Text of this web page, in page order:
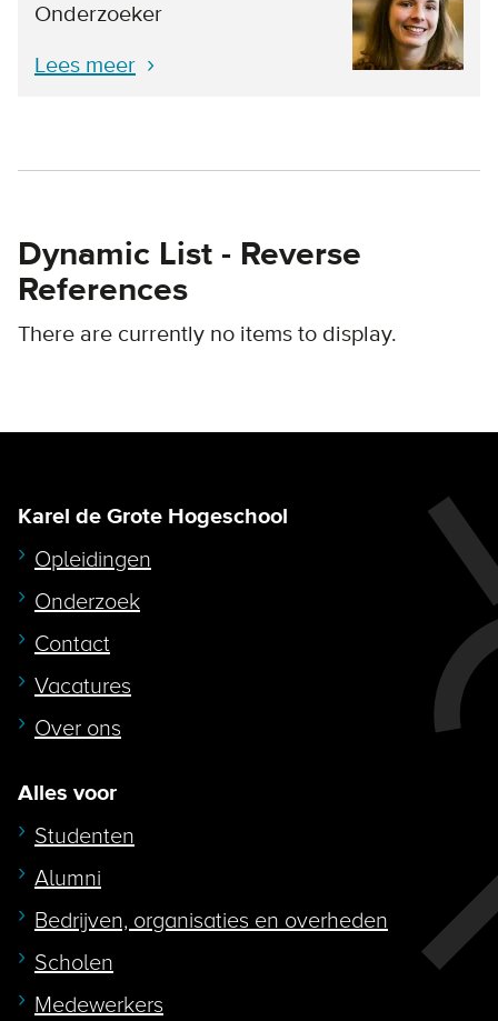
Onderzoeker
Lees meer
Dynamic List - Reverse
References
There are currently no items to display.
Karel de Grote Hogeschool
Opleidingen
Onderzoek
Contact
Vacatures
Over ons
Alles voor
Studenten
Alumni
Bedrijven, organisaties en overheden
Scholen
Medewerkers